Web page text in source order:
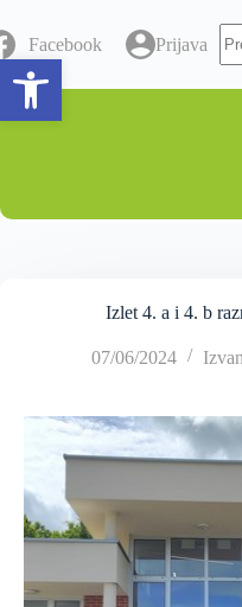
Open toolbar
Facebook Prijava
Izlet 4. a i 4. b
07/06/2024